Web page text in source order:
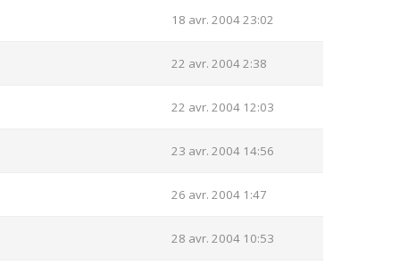
18 avr. 2004 23:02
22 avr. 2004 2:38
22 avr. 2004 12:03
23 avr. 2004 14:56
26 avr. 2004 1:47
28 avr. 2004 10:53